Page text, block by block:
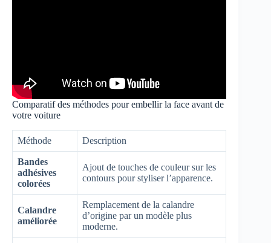
Comparatif des méthodes pour embellir la face avant de
votre voiture
Méthode Description
Bandes
adhésives
colorées
Ajout de touches de couleur sur les
contours pour styliser l’apparence.
Calandre
améliorée
Remplacement de la calandre
d’origine par un modèle plus
moderne.